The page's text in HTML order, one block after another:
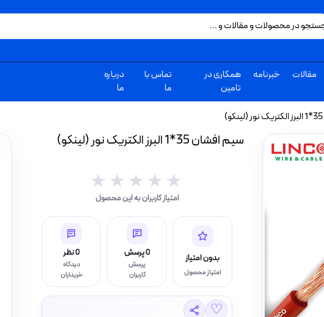
مقالات خبرنامه
همکاری در
تامین
تماس با
ما
درباره
ما
سیم افشان 35*1 البرز الکتریک نور (لینکو)
★★★★★
امتیاز کاربران به این محصول
بدون امتیاز
امتیاز محصول
0 پرسش
پرسش
کاربران
0 نظر
دیدگاه
خریداران
♡